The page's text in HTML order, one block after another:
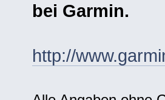
bei Garmin.
http://